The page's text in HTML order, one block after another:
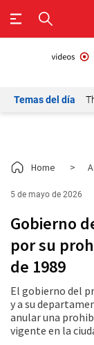
Temas del día
Home >
5 de mayo de 2026
Gobierno
por su
de 1989
El gobierno del
y a su
anular una
vigente en la